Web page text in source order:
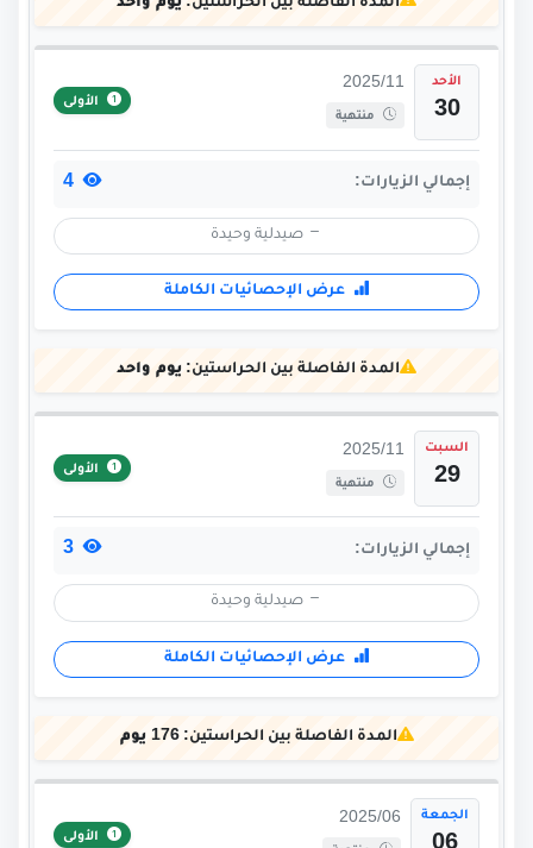
الأحد
30
2025/11
منتهية
الأولى
إجمالي الزيارات:
صيدلية وحيدة
عرض الإحصائيات الكاملة
المدة الفاصلة بين الحراستين: يوم واحد
السبت
29
2025/11
منتهية
الأولى
إجمالي الزيارات:
صيدلية وحيدة
عرض الإحصائيات الكاملة
المدة الفاصلة بين الحراستين:176 يوم
الجمعة 2025/06
الأولى